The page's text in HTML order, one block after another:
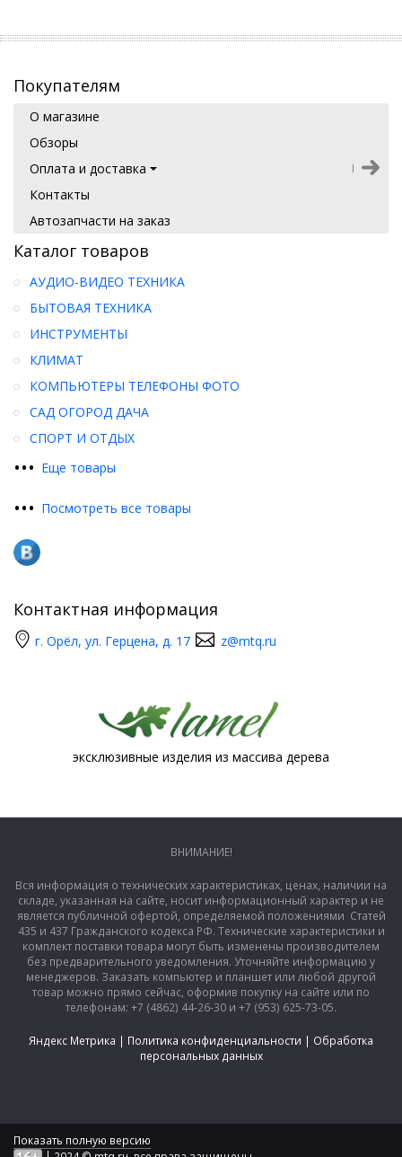
Покупателям
О магазине
Обзоры
Оплата и доставка
Контакты
Автозапчасти на заказ
Каталог товаров
••• Еще товары
АУДИО-ВИДЕО ТЕХНИКА
БЫТОВАЯ ТЕХНИКА
ИНСТРУМЕНТЫ
КЛИМАТ
КОМПЬЮТЕРЫ ТЕЛЕФОНЫ ФОТО
САД ОГОРОД ДАЧА
СПОРТ И ОТДЫХ
••• Посмотреть все товары
Контактная информация
г. Орёл, ул. Герцена, д. 17 z@mtq.ru
эксклюзивные изделия из массива дерева
ВНИМАНИЕ!
Вся информация о технических характеристиках, ценах, наличии на
складе, указанная на сайте, носит информационный характер и не
является публичной офертой, определяемой положениями Статей
435 и 437 Гражданского кодекса РФ. Технические характеристики и
комплект поставки товара могут быть изменены производителем
без предварительного уведомления. Уточняйте информацию у
менеджеров. Заказать компьютер и планшет или любой другой
товар можно прямо сейчас, оформив покупку на сайте или по
телефонам: +7 (4862) 44-26-30 и +7 (953) 625-73-05.
Яндекс Метрика | Политика конфиденциальности | Обработка
персональных данных
Показать полную версию